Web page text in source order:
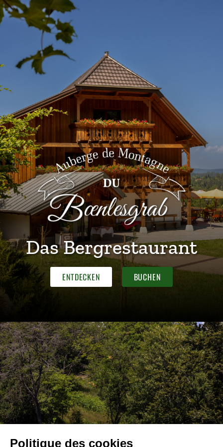
Das Bergrestaurant
ENTDECKEN BUCHEN
Politique des cookies